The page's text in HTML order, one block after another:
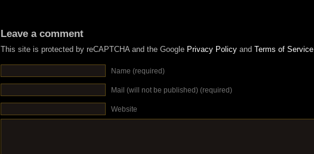
Leave a comment
This site is protected by reCAPTCHA and the Google Privacy Policy and Terms of Service
Name (required)
Mail (will not be published) (required)
Website